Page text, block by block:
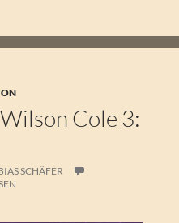
Cole 3:
SCHÄFER